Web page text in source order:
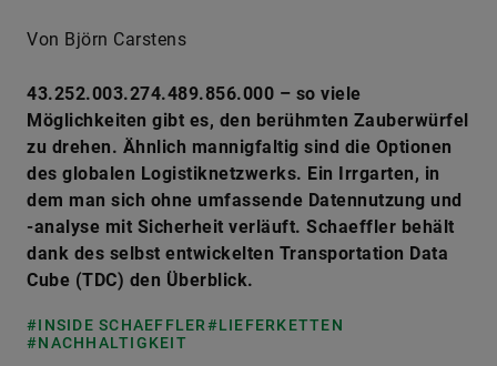
Von Björn Carstens
43.252.003.274.489.856.000 – so viele
Möglichkeiten gibt es, den berühmten Zauberwürfel
zu drehen. Ähnlich mannigfaltig sind die Optionen
des globalen Logistiknetzwerks. Ein Irrgarten, in
dem man sich ohne umfassende Datennutzung und
-analyse mit Sicherheit verläuft. Schaeffler behält
dank des selbst entwickelten Transportation Data
Cube (TDC) den Überblick.
#INSIDE SCHAEFFLER#LIEFERKETTEN
#NACHHALTIGKEIT